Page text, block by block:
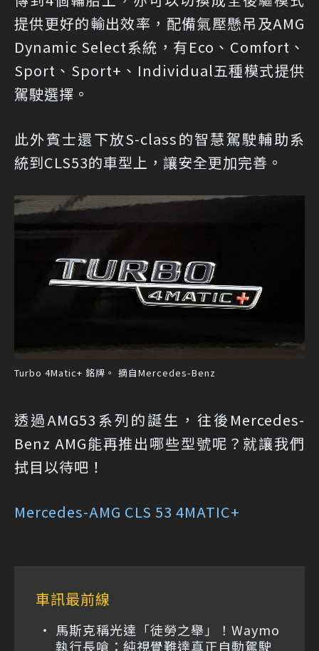
提供更好的輸出效率，配備氣壓懸吊及AMG
Dynamic Select系統，有Eco、Comfort、
Sport、Sport+、Individual五種模式提供
駕駛選擇。
此外賓士還下放S-class的智慧駕駛輔助系
統到CLS53的車型上，讓安全更加完善。
Turbo 4Matic+ 銘牌。 摘自Mercedes-Benz
透過AMG53系列的誕生，往後Mercedes-
Benz AMG能再推出哪些型號呢？就讓我們
拭目以待吧！
Mercedes-AMG CLS 53 4MATIC+
車訊最前線
馬斯克稱光達「徒勞之舉」！Waymo
執行長嗆：純視覺難達真正自動駕駛